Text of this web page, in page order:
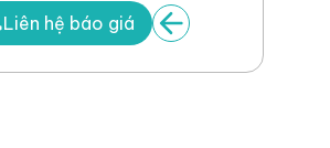
Liên hệ báo giá